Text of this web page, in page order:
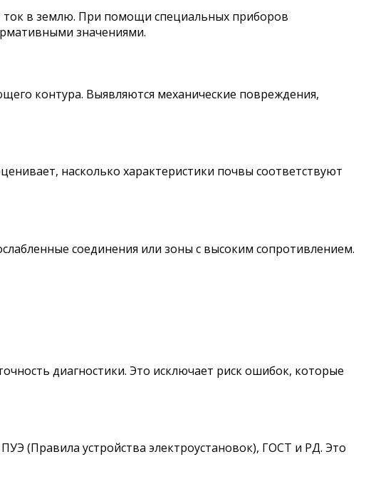
ток в землю. При помощи специальных приборов
значениями.
контура. Выявляются механические повреждения,
насколько характеристики почвы соответствуют
соединения или зоны с высоким сопротивлением.
диагностики. Это исключает риск ошибок, которые
(Правила устройства электроустановок), ГОСТ и РД. Это